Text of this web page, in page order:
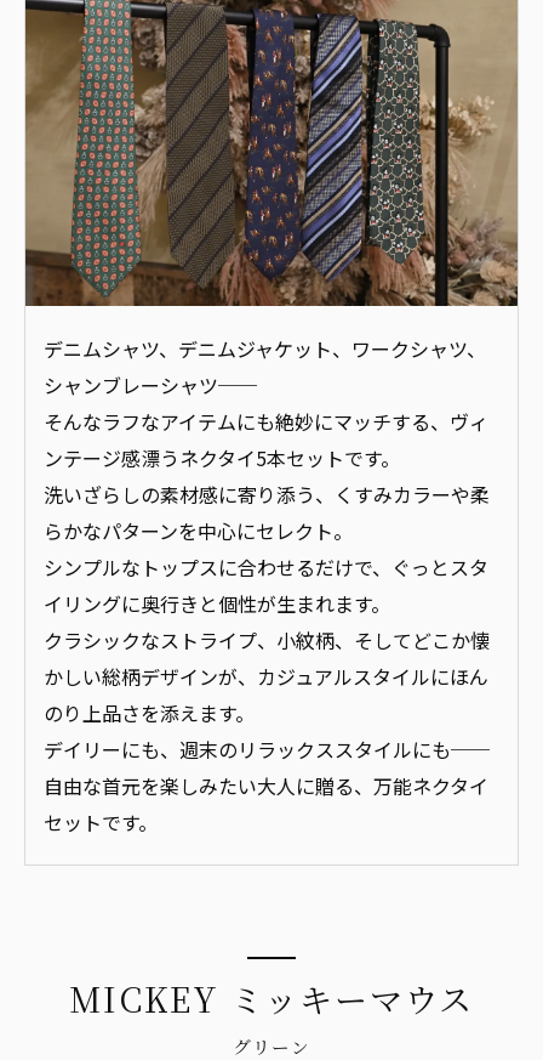
デニムシャツ、デニムジャケット、ワークシャツ、
シャンブレーシャツ──
そんなラフなアイテムにも絶妙にマッチする、ヴィ
ンテージ感漂うネクタイ5本セットです。
洗いざらしの素材感に寄り添う、くすみカラーや柔
らかなパターンを中心にセレクト。
シンプルなトップスに合わせるだけで、ぐっとスタ
イリングに奥行きと個性が生まれます。
クラシックなストライプ、小紋柄、そしてどこか懐
かしい総柄デザインが、カジュアルスタイルにほん
のり上品さを添えます。
デイリーにも、週末のリラックススタイルにも──
自由な首元を楽しみたい大人に贈る、万能ネクタイ
セットです。
MICKEY ミッキーマウス
グリーン